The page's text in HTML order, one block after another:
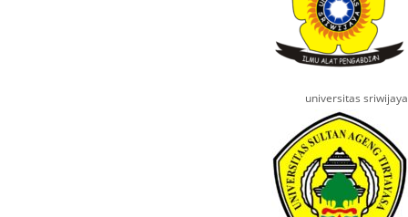
universitas sriwijaya